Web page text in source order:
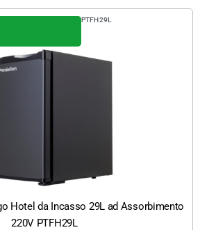
PTFH29L
Hotel da Incasso 29L ad Assorbimento
220V PTFH29L